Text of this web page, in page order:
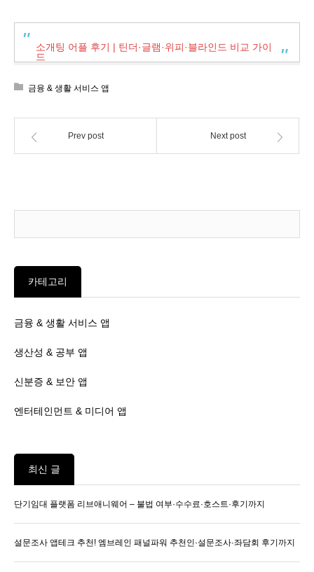
소개팅 어플 후기 | 틴더·글램·위피·블라인드 비교 가이
드
금융 & 생활 서비스 앱
Prev post Next post
카테고리
금융 & 생활 서비스 앱
생산성 & 공부 앱
신분증 & 보안 앱
엔터테인먼트 & 미디어 앱
최신 글
단기임대 플랫폼 리브애니웨어 – 불법 여부·수수료·호스트·후기까지
설문조사 앱테크 추천! 엠브레인 패널파워 추천인·설문조사·좌담회 후기까지